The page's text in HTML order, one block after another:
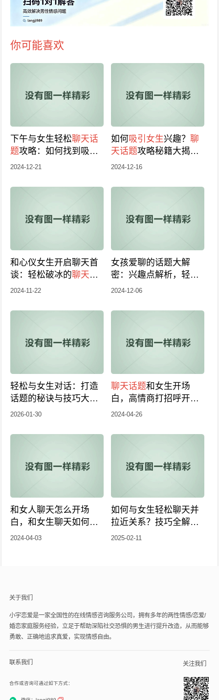
你可能喜欢
下午与女生轻松聊天话
题攻略：如何找到吸引
话题？
2024-12-21
如何吸引女生兴趣？ 聊
天话题攻略秘籍大揭
秘！
2024-12-16
和心仪女生开启聊天首
谈：轻松破冰的聊天话
题选择技巧
2024-11-22
女孩爱聊的话题大解
密：兴趣点解析，轻松
吸引女生
2024-12-06
轻松与女生对话：打造
话题的秘诀与技巧大揭
秘
2026-01-30
聊天话题和女生开场
白，高情商打招呼开头
语
2024-04-26
和女人聊天怎么开场
白，和女生聊天如何幽
默开场
2024-04-03
如何与女生轻松聊天并
拉近关系？技巧全解
析！
2025-02-11
关于我们
小宇恋爱是一家全国性的在线情感咨询服务公司，拥有多年的两性情感/恋爱/
婚恋家庭服务经验，立足于帮助深陷社交恐惧的男生进行提升改造，从而能够
勇敢、正确地追求真爱，实现情感自由。
联系我们
合作或咨询可通过如下方式：
关注我们